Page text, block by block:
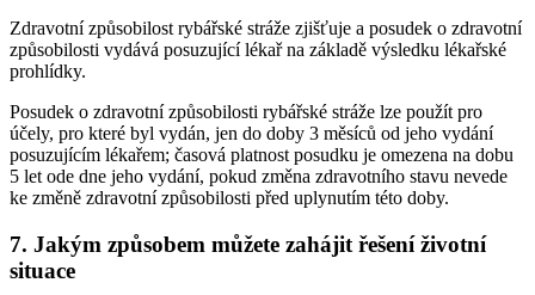
Zdravotní způsobilost rybářské stráže zjišťuje a posudek o zdravotní
způsobilosti vydává posuzující lékař na základě výsledku lékařské
prohlídky.
Posudek o zdravotní způsobilosti rybářské stráže lze použít pro
účely, pro které byl vydán, jen do doby 3 měsíců od jeho vydání
posuzujícím lékařem; časová platnost posudku je omezena na dobu
5 let ode dne jeho vydání, pokud změna zdravotního stavu nevede
ke změně zdravotní způsobilosti před uplynutím této doby.
7. Jakým způsobem můžete zahájit řešení životní
situace